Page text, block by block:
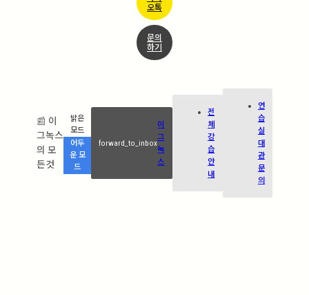
오톡
문의
하기
📰 이
그녹스
의 모
든것
밝은
모드
어두
운 모
드
forward_to_inbox
이
그
녹
스
전
체
강
습
안
내
연
습
실
대
관
문
의